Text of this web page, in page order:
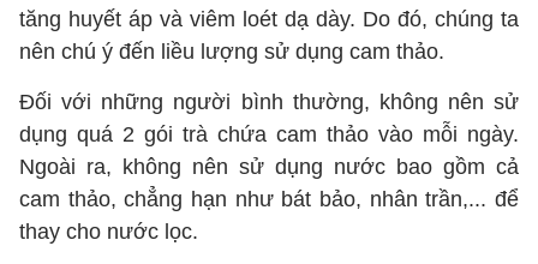
tăng huyết áp và viêm loét dạ dày. Do đó, chúng ta
nên chú ý đến liều lượng sử dụng cam thảo.
Đối với những người bình thường, không nên sử
dụng quá 2 gói trà chứa cam thảo vào mỗi ngày.
Ngoài ra, không nên sử dụng nước bao gồm cả
cam thảo, chẳng hạn như bát bảo, nhân trần,... để
thay cho nước lọc.